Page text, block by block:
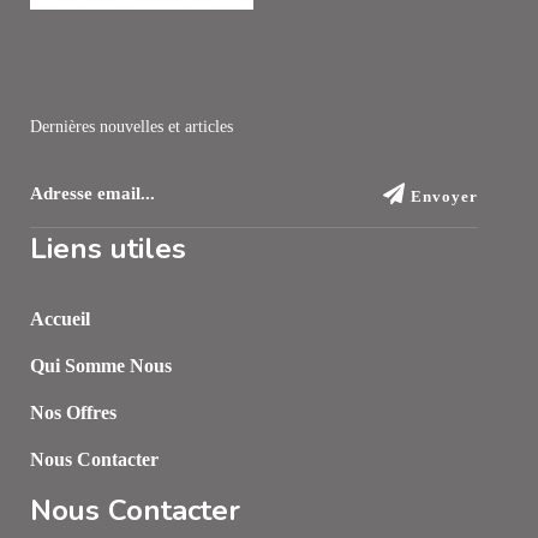
Dernières nouvelles et articles
Envoyer
Liens utiles
Accueil
Qui Somme Nous
Nos Offres
Nous Contacter
Nous Contacter